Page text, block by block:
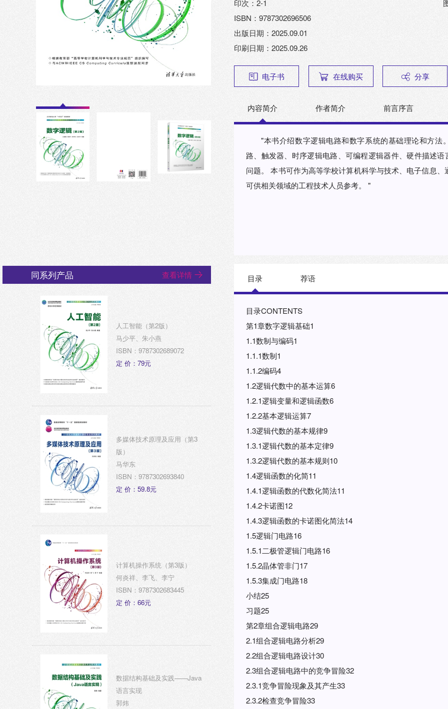
印次：2-1
ISBN：9787302696506
出版日期：2025.09.01
印刷日期：2025.09.26
电子书 在线购买 分享
内容简介 作者简介 前言序言
"本书介绍数字逻辑电路和数字系统的基础理论和方
路、触发器、时序逻辑电路、可编程逻辑器件、硬件描述
问题。 本书可作为高等学校计算机科学与技术、电子信息
可供相关领域的工程技术人员参考。 "
目录 荐语
目录CONTENTS
第1章数字逻辑基础1
1.1数制与编码1
1.1.1数制1
1.1.2编码4
1.2逻辑代数中的基本运算6
1.2.1逻辑变量和逻辑函数6
1.2.2基本逻辑运算7
1.3逻辑代数的基本规律9
1.3.1逻辑代数的基本定律9
1.3.2逻辑代数的基本规则10
1.4逻辑函数的化简11
1.4.1逻辑函数的代数化简法11
1.4.2卡诺图12
1.4.3逻辑函数的卡诺图化简法14
1.5逻辑门电路16
1.5.1二极管逻辑门电路16
1.5.2晶体管非门17
1.5.3集成门电路18
小结25
习题25
第2章组合逻辑电路29
2.1组合逻辑电路分析29
2.2组合逻辑电路设计30
2.3组合逻辑电路中的竞争冒险32
2.3.1竞争冒险现象及其产生33
2.3.2检查竞争冒险33
同系列产品 查看详情
人工智能（第2版）
马少平、朱小燕
ISBN：9787302689072
定 价：79元
多媒体技术原理及应用（第3
版）
马华东
ISBN：9787302693840
定 价：59.8元
计算机操作系统（第3版）
何炎祥、李飞、李宁
ISBN：9787302683445
定 价：66元
数据结构基础及实践——Java
语言实现
郭炜